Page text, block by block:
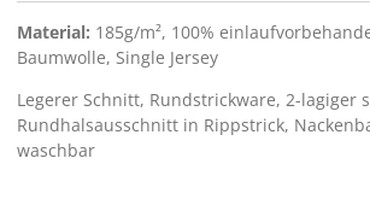
Material: 185g/m², 100%
Baumwolle, Single Jersey
Legerer Schnitt, Rundstrickware, 2-lagiger
Rundhalsausschnitt in Rippstrick,
waschbar